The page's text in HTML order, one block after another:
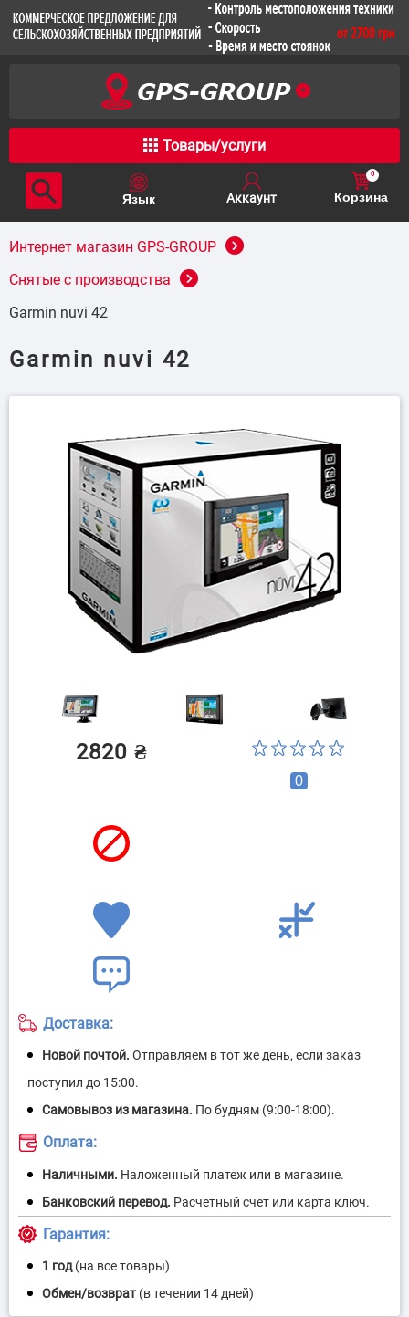
Товары/услуги
Корзина
0
Интернет магазин GPS-GROUP
Снятые с производства
Garmin nuvi 42
Garmin nuvi 42
2820 ₴
0